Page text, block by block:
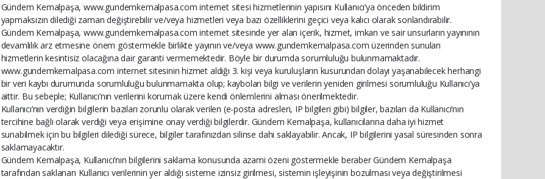
Gündem Kemalpaşa, www.gundemkemalpasa.com internet sitesi hizmetlerinin yapısını Kullanıcı’ya önceden bildirim
yapmaksızın dilediği zaman değiştirebilir ve/veya hizmetleri veya bazı özelliklerini geçici veya kalıcı olarak sonlandırabilir.
Gündem Kemalpaşa, www.gundemkemalpasa.com internet sitesinde yer alan içerik, hizmet, imkan ve sair unsurların yayınının
devamlılık arz etmesine önem göstermekle birlikte yayının ve/veya www.gundemkemalpasa.com üzerinden sunulan
hizmetlerin kesintisiz olacağına dair garanti vermemektedir. Böyle bir durumda sorumluluğu bulunmamaktadır.
www.gundemkemalpasa.com internet sitesinin hizmet aldığı 3. kişi veya kuruluşların kusurundan dolayı yaşanabilecek herhangi
bir veri kaybı durumunda sorumluluğu bulunmamakta olup; kaybolan bilgi ve verilerin yeniden girilmesi sorumluluğu Kullanıcı’ya
aittir. Bu sebeple; Kullanıcı’nın verilerini korumak üzere kendi önlemlerini alması önerilmektedir.
Kullanıcı’nın verdiğin bilgilerin bazıları zorunlu olarak verilen (e-posta adresleri, IP bilgileri gibi) bilgiler, bazıları da Kullanıcı’nın
tercihine bağlı olarak verdiği veya erişimine onay verdiği bilgilerdir. Gündem Kemalpaşa, kullanıcılarına daha iyi hizmet
sunabilmek için bu bilgileri dilediği sürece, bilgiler tarafınızdan silinse dahi saklayabilir. Ancak, IP bilgilerini yasal süresinden sonra
saklamayacaktır.
Gündem Kemalpaşa, Kullanıcı’nın bilgilerini saklama konusunda azami özeni göstermekle beraber Gündem Kemalpaşa
tarafından saklanan Kullanıcı verilerinin yer aldığı sisteme izinsiz girilmesi, sistemin işleyişinin bozulması veya değiştirilmesi